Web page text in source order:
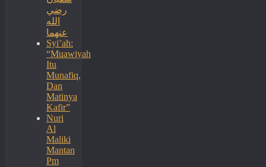
رضي
الله
عنهما
Syi’ah:
“Muawiyah
Itu
Munafiq,
Dan
Matinya
Kafir”
Nuri
Al
Maliki
Mantan
Pm